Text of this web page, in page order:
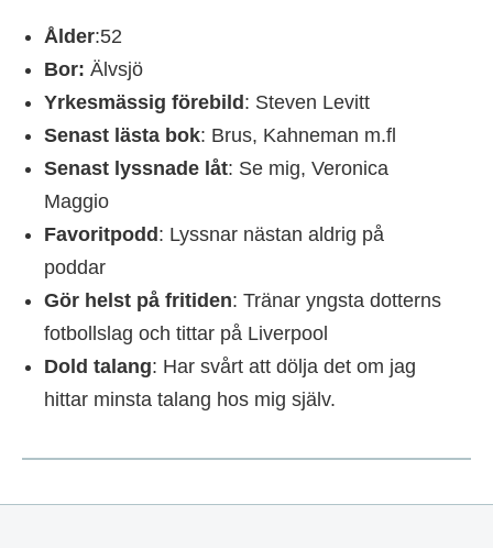
Ålder:52
Bor: Älvsjö
Yrkesmässig förebild: Steven Levitt
Senast lästa bok: Brus, Kahneman m.fl
Senast lyssnade låt: Se mig, Veronica
Maggio
Favoritpodd: Lyssnar nästan aldrig på
poddar
Gör helst på fritiden: Tränar yngsta dotterns
fotbollslag och tittar på Liverpool
Dold talang: Har svårt att dölja det om jag
hittar minsta talang hos mig själv.